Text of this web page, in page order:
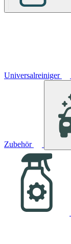
Universalreiniger
Zubehör